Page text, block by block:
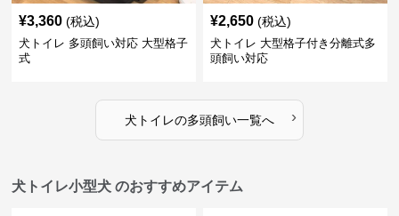
¥3,360 (税込)
犬トイレ 多頭飼い対応 大型格子
式
¥2,650 (税込)
犬トイレ 大型格子付き分離式多
頭飼い対応
犬トイレの多頭飼い一覧へ ›
犬トイレ小型犬 のおすすめアイテム